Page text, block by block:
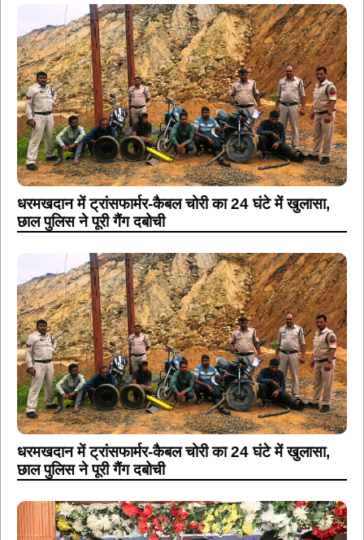
धरमखदान में ट्रांसफार्मर-कैबल चोरी का 24 घंटे में खुलासा,
छाल पुलिस ने पूरी गैंग दबोची
धरमखदान में ट्रांसफार्मर-कैबल चोरी का 24 घंटे में खुलासा,
छाल पुलिस ने पूरी गैंग दबोची